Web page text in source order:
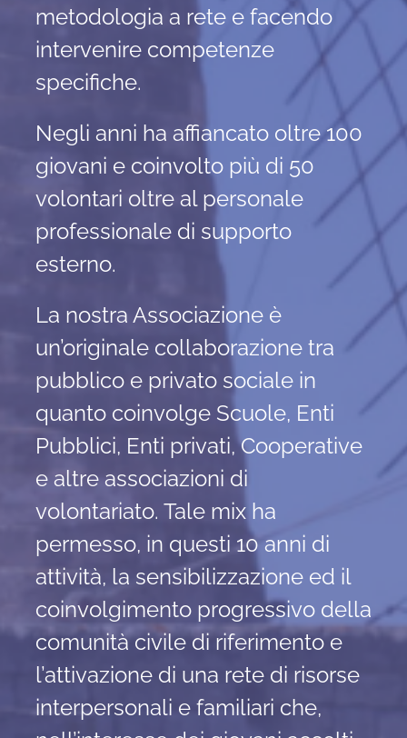
metodologia a rete e facendo
intervenire competenze
specifiche.
Negli anni ha affiancato oltre 100
giovani e coinvolto più di 50
volontari oltre al personale
professionale di supporto
esterno.
La nostra Associazione è
un’originale collaborazione tra
pubblico e privato sociale in
quanto coinvolge Scuole, Enti
Pubblici, Enti privati, Cooperative
e altre associazioni di
volontariato. Tale mix ha
permesso, in questi 10 anni di
attività, la sensibilizzazione ed il
coinvolgimento progressivo della
comunità civile di riferimento e
l’attivazione di una rete di risorse
interpersonali e familiari che,